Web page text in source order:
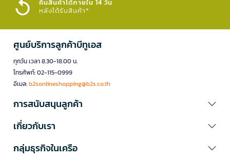
คืนสินค้าได้ภายใน 14 วัน
หลังได้รับสินค้า*
ศูนย์บริการลูกค้าบีทูเอส
ทุกวัน เวลา 8.30-18.00 น.
โทรศัพท์: 02-115-0999
อีเมล:b2sonlineshopping@b2s.co.th
การสนับสนุนลูกค้า
เกี่ยวกับเรา
กลุ่มธุรกิจในเครือ